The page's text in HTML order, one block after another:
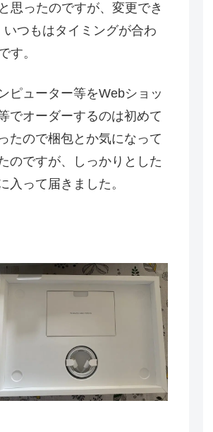
思ったのですが、変更でき
つもはタイミングが合わ
す。
ピューター等をWebショッ
でオーダーするのは初めて
たので梱包とか気になって
のですが、しっかりとした
入って届きました。